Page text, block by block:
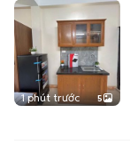
1 phút trước 5